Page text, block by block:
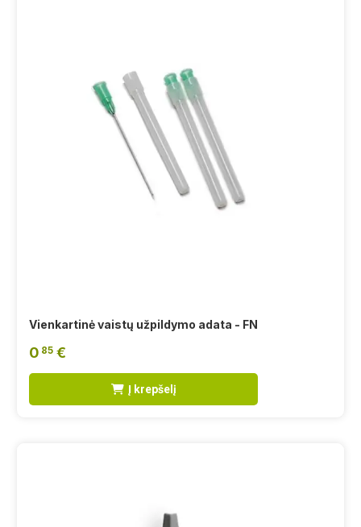
Vienkartinė vaistų užpildymo adata - FN
0 85 €
Į krepšelį